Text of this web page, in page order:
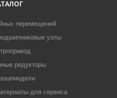
перемещений
узлы
редукторы
для сервиса